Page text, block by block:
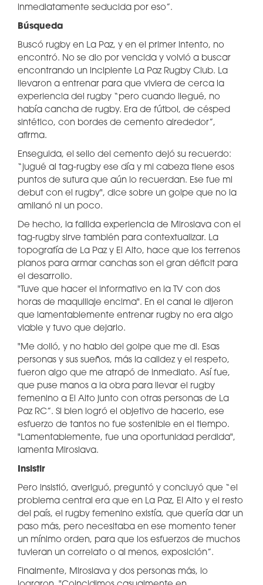
inmediatamente seducida por eso”.
Búsqueda
Buscó rugby en La Paz, y en el primer intento, no
encontró. No se dio por vencida y volvió a buscar
encontrando un incipiente La Paz Rugby Club. La
llevaron a entrenar para que viviera de cerca la
experiencia del rugby “pero cuando llegué, no
había cancha de rugby. Era de fútbol, de césped
sintético, con bordes de cemento alrededor”,
afirma.
Enseguida, el sello del cemento dejó su recuerdo:
“jugué al tag-rugby ese día y mi cabeza tiene esos
puntos de sutura que aún lo recuerdan. Ese fue mi
debut con el rugby", dice sobre un golpe que no la
amilanó ni un poco.
De hecho, la fallida experiencia de Miroslava con el
tag-rugby sirve también para contextualizar. La
topografía de La Paz y El Alto, hace que los terrenos
planos para armar canchas son el gran déficit para
el desarrollo.
"Tuve que hacer el informativo en la TV con dos
horas de maquillaje encima". En el canal le dijeron
que lamentablemente entrenar rugby no era algo
viable y tuvo que dejarlo.
"Me dolió, y no hablo del golpe que me di. Esas
personas y sus sueños, más la calidez y el respeto,
fueron algo que me atrapó de inmediato. Así fue,
que puse manos a la obra para llevar el rugby
femenino a El Alto junto con otras personas de La
Paz RC”. Si bien logró el objetivo de hacerlo, ese
esfuerzo de tantos no fue sostenible en el tiempo.
"Lamentablemente, fue una oportunidad perdida",
lamenta Miroslava.
Insistir
Pero insistió, averiguó, preguntó y concluyó que “el
problema central era que en La Paz, El Alto y el resto
del país, el rugby femenino existía, que quería dar un
paso más, pero necesitaba en ese momento tener
un mínimo orden, para que los esfuerzos de muchos
tuvieran un correlato o al menos, exposición”.
Finalmente, Miroslava y dos personas más, lo